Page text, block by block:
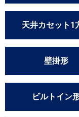
天井カセット1
壁掛形
ビルトイン